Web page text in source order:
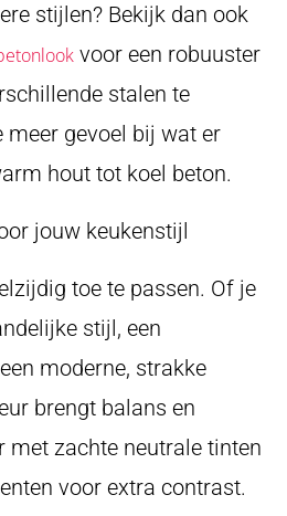
stijlen? Bekijk dan ook
voor een robuuster
stalen te
meer gevoel bij wat er
hout tot koel beton.
jouw keukenstijl
toe te passen. Of je
stijl, een
moderne, strakke
brengt balans en
met zachte neutrale tinten
voor extra contrast.